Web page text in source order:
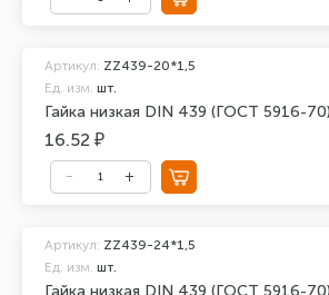
Гайка низкая DIN 439 (ГОСТ 5916-
Артикул: ZZ439-20*1,5
Ед. изм. шт.
16.52 ₽
Гайка низкая DIN 439 (ГОСТ 5916-
Артикул: ZZ439-24*1,5
Ед. изм. шт.